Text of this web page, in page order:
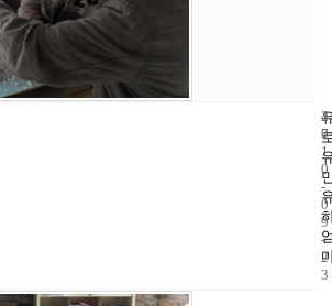
4
7
2
0
1
0
-
0
9
-
2
3